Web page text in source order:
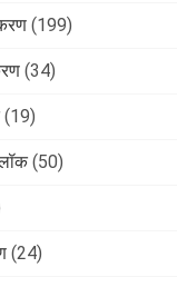
(199)
(34)
(19)
(50)
(24)